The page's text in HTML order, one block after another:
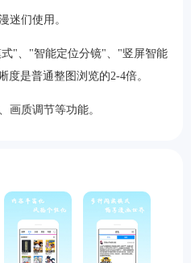
迷们使用。
"、"智能定位分镜"、"竖屏智能
是普通整图浏览的2-4倍。
画质调节等功能。